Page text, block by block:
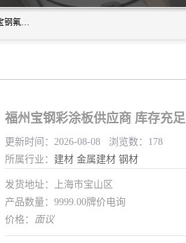
上海轩本实业有限公司主营产品：宝钢彩钢板、宝钢彩钢卷、宝钢彩涂板、宝钢彩涂卷、宝钢高耐候彩钢板，宝钢氟碳彩钢板。是一家集钢铁贸易，物流、加工为一体的产业全配套公司。
福州宝钢彩涂板供应商 库存充足
更新时间：2026-08-08 浏览数：178
所属行业： 建材 金属建材 钢材
发货地址：上海市宝山区
产品数量：9999.00牌价电询
价格： 面议